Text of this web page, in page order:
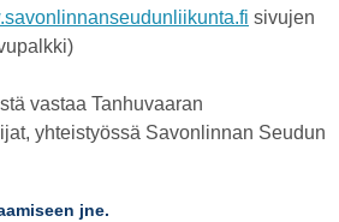
sivujen
vastaa Tanhuvaaran
yhteistyössä Savonlinnan Seudun
jne.